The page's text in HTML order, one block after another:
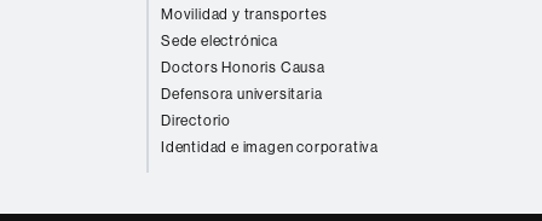
Movilidad y transportes
Sede electrónica
Doctors Honoris Causa
Defensora universitaria
Directorio
Identidad e imagen corporativa